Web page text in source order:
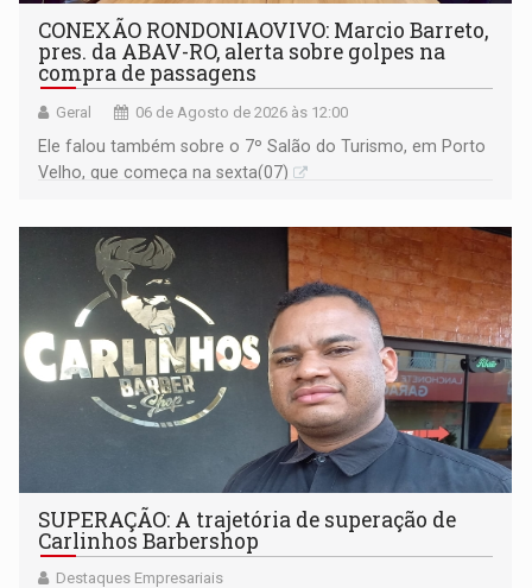
CONEXÃO RONDONIAOVIVO: Marcio Barreto,
pres. da ABAV-RO, alerta sobre golpes na
compra de passagens
Geral 06 de Agosto de 2026 às 12:00
Ele falou também sobre o 7º Salão do Turismo, em Porto
Velho, que começa na sexta(07)
SUPERAÇÃO: A trajetória de superação de
Carlinhos Barbershop
Destaques Empresariais